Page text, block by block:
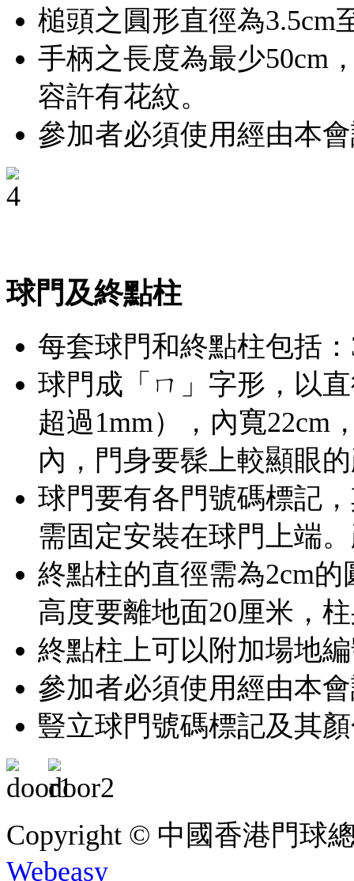
槌頭之圓形直徑為3.5cm
手柄之長度為最少50cm
容許有花紋。
參加者必須使用經由本
球門及終點柱
每套球門和終點柱包括
球門成「ㄇ」字形，以
超過1mm），內寬22cm
內，門身要髹上較顯眼
球門要有各門號碼標記
需固定安裝在球門上端
終點柱的直徑需為2cm
高度要離地面20厘米，
終點柱上可以附加場地
參加者必須使用經由本
豎立球門號碼標記及其
Copyright © 中國香港門球
Webeasy